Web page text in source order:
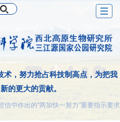
，努力抢占科技制高点，为把我
的更大的贡献。
中作出的“两加快一努力”重要指示要求